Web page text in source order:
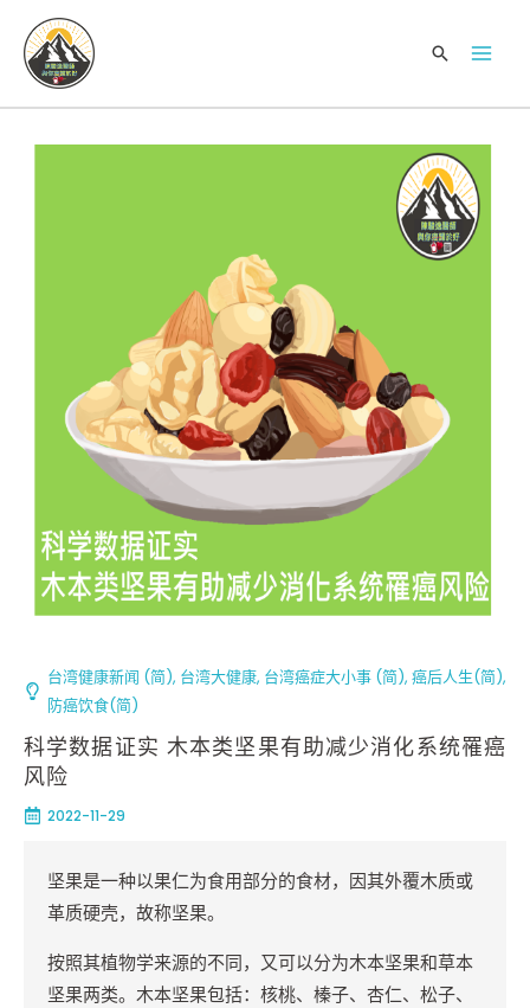
容
搜
台湾健康新闻 (简), 台湾大健康, 台湾癌症大小事 (简), 癌后人生(简),
防癌饮食(简)
科学数据证实 木本类坚果有助减少消化系统罹癌
风险
2022-11-29
坚果是一种以果仁为食用部分的食材，因其外覆木质或
革质硬壳，故称坚果。
按照其植物学来源的不同，又可以分为木本坚果和草本
坚果两类。木本坚果包括：核桃、榛子、杏仁、松子、